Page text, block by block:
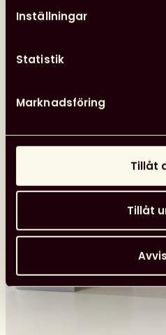
Inställningar
Statistik
Marknadsföring
Tillåt
Tillåt
sommar
önskar
Nyheter Svensk